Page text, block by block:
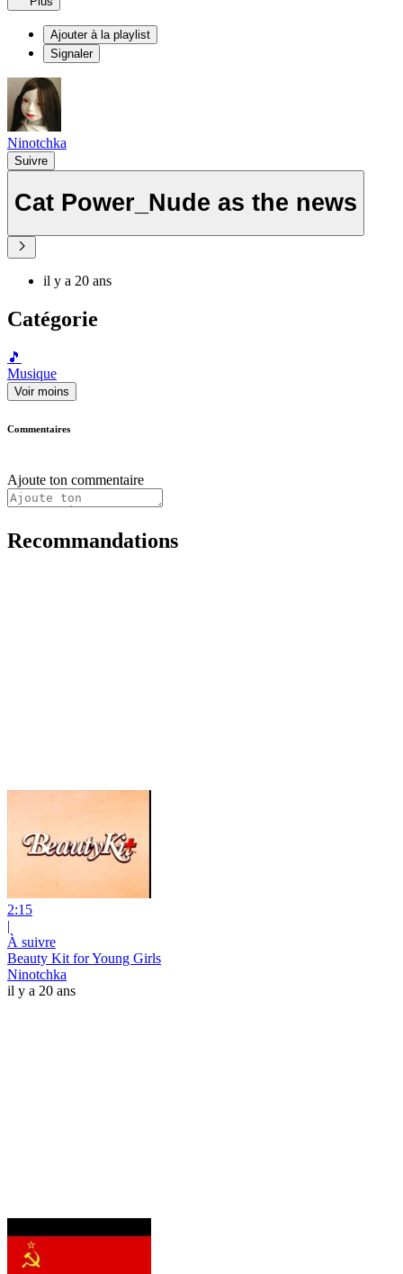
Ajouter à la playlist
Signaler
Ninotchka
Suivre
Cat Power_Nude as the news
il y a 20 ans
Catégorie
🎵
Musique
Voir moins
Commentaires
Ajoute ton commentaire
Recommandations
2:15
|
À suivre
Beauty Kit for Young Girls
Ninotchka
il y a 20 ans